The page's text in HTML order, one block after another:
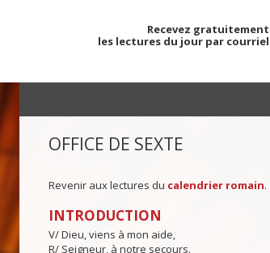
Recevez gratuitement
les lectures du jour par courriel
OFFICE DE SEXTE
Revenir aux lectures du calendrier romain.
INTRODUCTION
V/ Dieu, viens à mon aide,
R/ Seigneur, à notre secours.